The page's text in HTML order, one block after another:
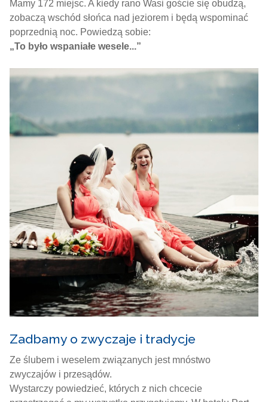
Mamy 172 miejsc. A kiedy rano Wasi goście się obudzą,
zobaczą wschód słońca nad jeziorem i będą wspominać
poprzednią noc. Powiedzą sobie:
„To było wspaniałe wesele...”
Zadbamy o zwyczaje i tradycje
Ze ślubem i weselem związanych jest mnóstwo
zwyczajów i przesądów.
Wystarczy powiedzieć, których z nich chcecie